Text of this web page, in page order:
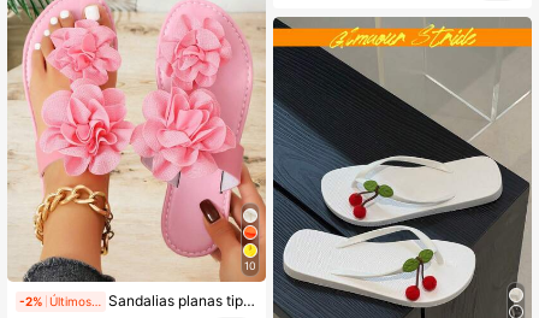
10
-2% Sandalias planas tipo chanclas para mujer con decoración floral bohemia en rosa, con apliques de cuero PU, para verano, boda, casual, fiesta, vacaciones y playa, se recomienda pedir una talla talla grande pequeña para pies delgados/estrechos